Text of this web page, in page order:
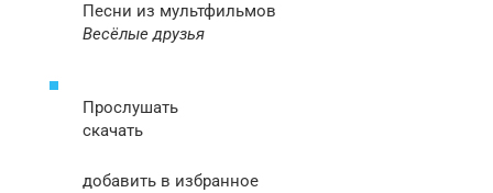
Песни из мультфильмов
Весёлые друзья
Прослушать
скачать
добавить в избранное